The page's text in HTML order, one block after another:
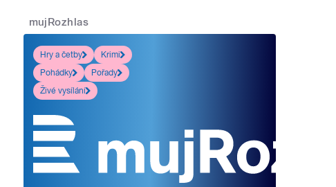
mujRozhlas
Hry a četby
Krimi
Pohádky
Pořady
Živé vysílání